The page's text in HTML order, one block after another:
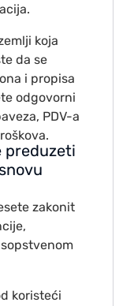
koja
da se
i propisa
odgovorni
PDV-a
preduzeti
zakonit
koristeći